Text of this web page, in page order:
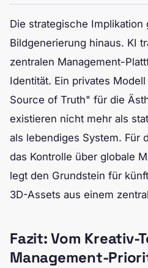
Die strategische Implikation
Bildgenerierung hinaus. KI
zentralen Management-
Identität. Ein privates
Source of Truth" für die
existieren nicht mehr als
als lebendiges System. Für
das Kontrolle über globale
legt den Grundstein für
3D-Assets aus einem
Fazit: Vom Kreativ-
Management-